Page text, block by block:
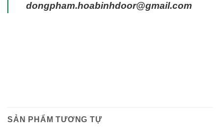
dongpham.hoabinhdoor@gmail.com
SẢN PHẨM TƯƠNG TỰ